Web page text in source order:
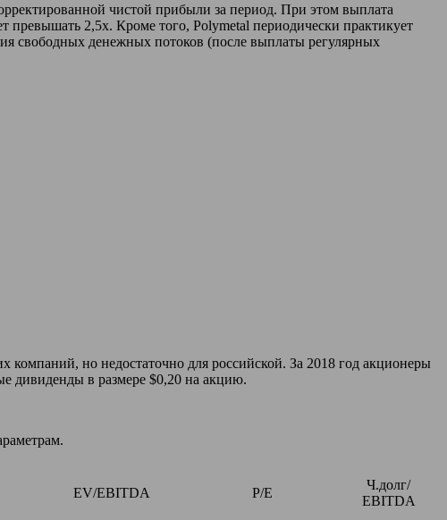
чистой прибыли за период. При этом выплата
превышать 2,5х. Кроме того, Polymetal периодически практикует
свободных денежных потоков (после выплаты регулярных
компаний, но недостаточно для российской. За 2018 год акционеры
дивиденды в размере $0,20 на акцию.
EV/EBITDA P/E
Ч.долг/
EBITDA